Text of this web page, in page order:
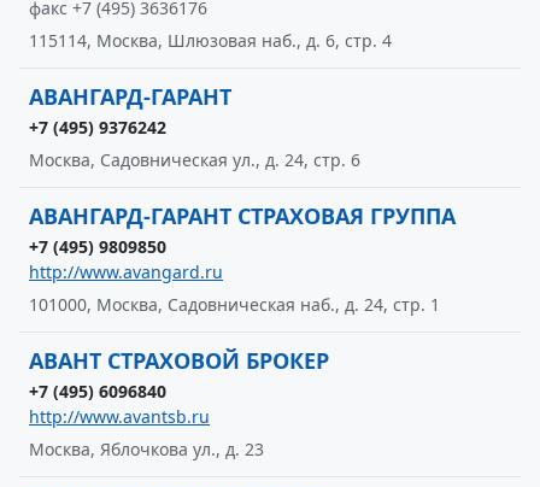
факс +7 (495) 3636176
115114, Москва, Шлюзовая наб., д. 6, стр. 4
АВАНГАРД-ГАРАНТ
+7 (495) 9376242
Москва, Садовническая ул., д. 24, стр. 6
АВАНГАРД-ГАРАНТ СТРАХОВАЯ ГРУППА
+7 (495) 9809850
http://www.avangard.ru
101000, Москва, Садовническая наб., д. 24, стр. 1
АВАНТ СТРАХОВОЙ БРОКЕР
+7 (495) 6096840
http://www.avantsb.ru
Москва, Яблочкова ул., д. 23